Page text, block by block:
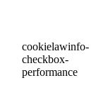
cookielawinfo-
checkbox-
performance